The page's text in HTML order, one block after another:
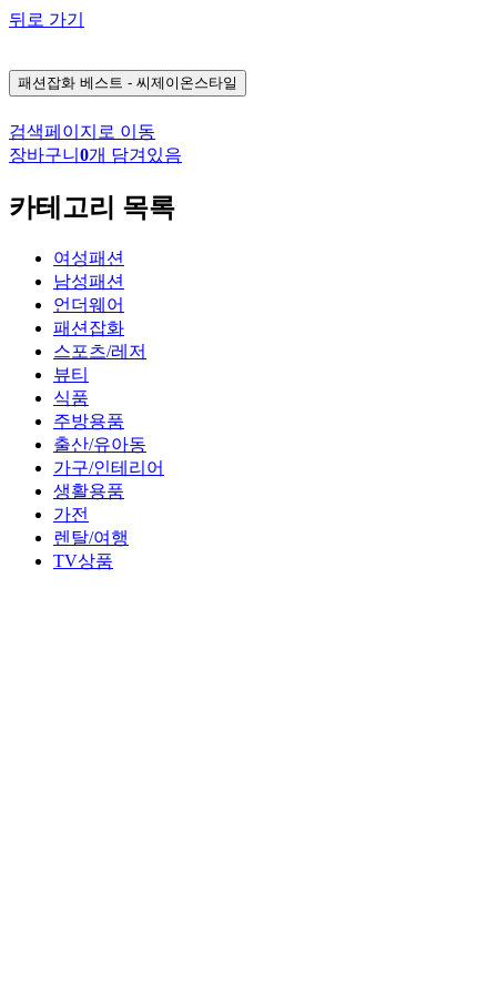
뒤로 가기
패션잡화 베스트 - 씨제이온스타일
검색페이지로 이동
장바구니 0개 담겨있음
카테고리 목록
여성패션
남성패션
언더웨어
패션잡화
스포츠/레저
뷰티
식품
주방용품
출산/유아동
가구/인테리어
생활용품
가전
렌탈/여행
TV상품